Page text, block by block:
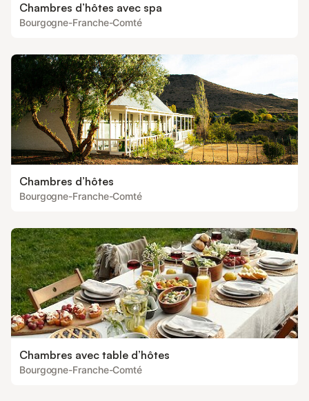
Chambres d’hôtes avec spa
Bourgogne-Franche-Comté
Chambres d’hôtes
Bourgogne-Franche-Comté
Chambres avec table d’hôtes
Bourgogne-Franche-Comté